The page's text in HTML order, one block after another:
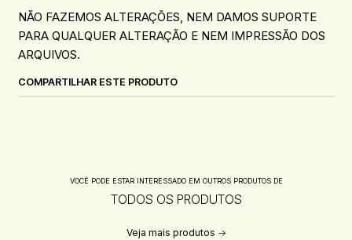
NÃO FAZEMOS ALTERAÇÕES, NEM DAMOS SUPORTE
PARA QUALQUER ALTERAÇÃO E NEM IMPRESSÃO DOS
ARQUIVOS.
COMPARTILHAR ESTE PRODUTO
VOCÊ PODE ESTAR INTERESSADO EM OUTROS PRODUTOS DE
TODOS OS PRODUTOS
Veja mais produtos